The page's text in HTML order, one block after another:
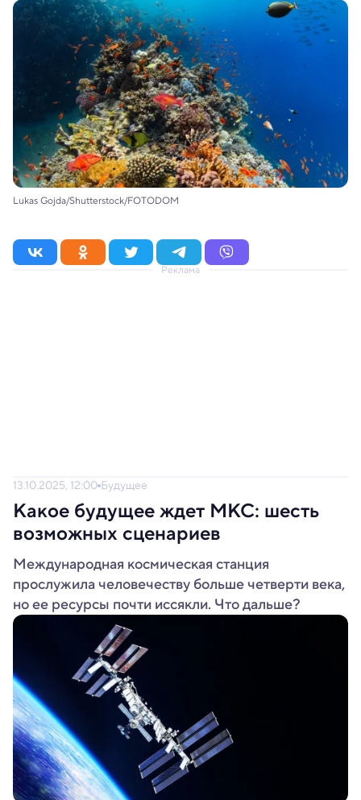
Lukas Gojda/Shutterstock/FOTODOM
Реклама
13.10.2025, 12:00 Будущее
Какое будущее ждет МКС: шесть
возможных сценариев
Международная космическая станция
прослужила человечеству больше четверти века,
но ее ресурсы почти иссякли. Что дальше?